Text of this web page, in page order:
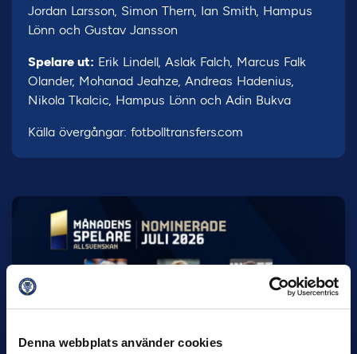
Denna webbplats använder cookies
Jordan Larsson, Simon Thern, Ian Smith, Hampus
Lönn och Gustav Jansson
Spelare ut: Erik Lindell, Aslak Falch, Marcus Falk
Olander, Mohanad Jeahze, Andreas Hadenius,
Nikola Tkalcic, Hampus Lönn och Adin Bukva
Källa övergångar: fotbolltransfers.com
7 AUGUSTI
Rösta på Månadens Spelare & Tränare i
IK Sirius fortsätter att sätta tonen i Allsvenskan med sin